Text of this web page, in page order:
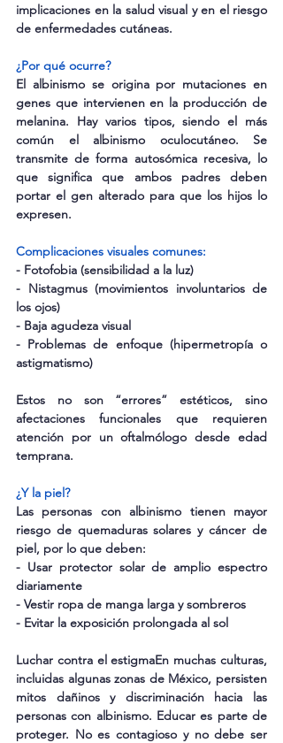
implicaciones en la salud visual y en el riesgo
de enfermedades cutáneas.
¿Por qué ocurre?
El albinismo se origina por mutaciones en
genes que intervienen en la producción de
melanina. Hay varios tipos, siendo el más
común el albinismo oculocutáneo. Se
transmite de forma autosómica recesiva, lo
que significa que ambos padres deben
portar el gen alterado para que los hijos lo
expresen.
Complicaciones visuales comunes:
- Fotofobia (sensibilidad a la luz)
- Nistagmus (movimientos involuntarios de
los ojos)
- Baja agudeza visual
- Problemas de enfoque (hipermetropía o
astigmatismo)
Estos no son “errores” estéticos, sino
afectaciones funcionales que requieren
atención por un oftalmólogo desde edad
temprana.
¿Y la piel?
Las personas con albinismo tienen mayor
riesgo de quemaduras solares y cáncer de
piel, por lo que deben:
- Usar protector solar de amplio espectro
diariamente
- Vestir ropa de manga larga y sombreros
- Evitar la exposición prolongada al sol
Luchar contra el estigmaEn muchas culturas,
incluidas algunas zonas de México, persisten
mitos dañinos y discriminación hacia las
personas con albinismo. Educar es parte de
proteger. No es contagioso y no debe ser